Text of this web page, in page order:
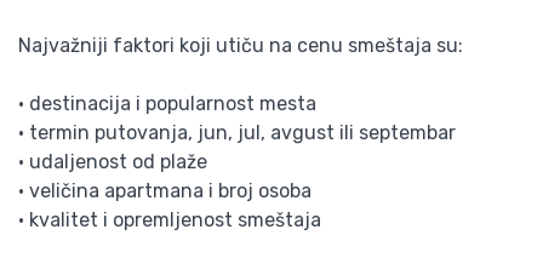
Najvažniji faktori koji utiču na cenu smeštaja su:
• destinacija i popularnost mesta
• termin putovanja, jun, jul, avgust ili septembar
• udaljenost od plaže
• veličina apartmana i broj osoba
• kvalitet i opremljenost smeštaja